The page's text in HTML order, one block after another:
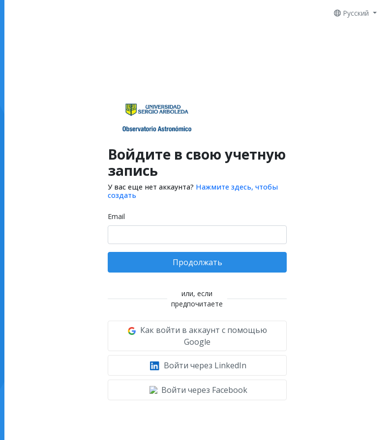
Русский
Войдите в свою учетную
запись
У вас еще нет аккаунта? Нажмите здесь, чтобы
создать
Email
Продолжать
или, если
предпочитаете
Как войти в аккаунт с помощью
Google
Войти через LinkedIn
Войти через Facebook